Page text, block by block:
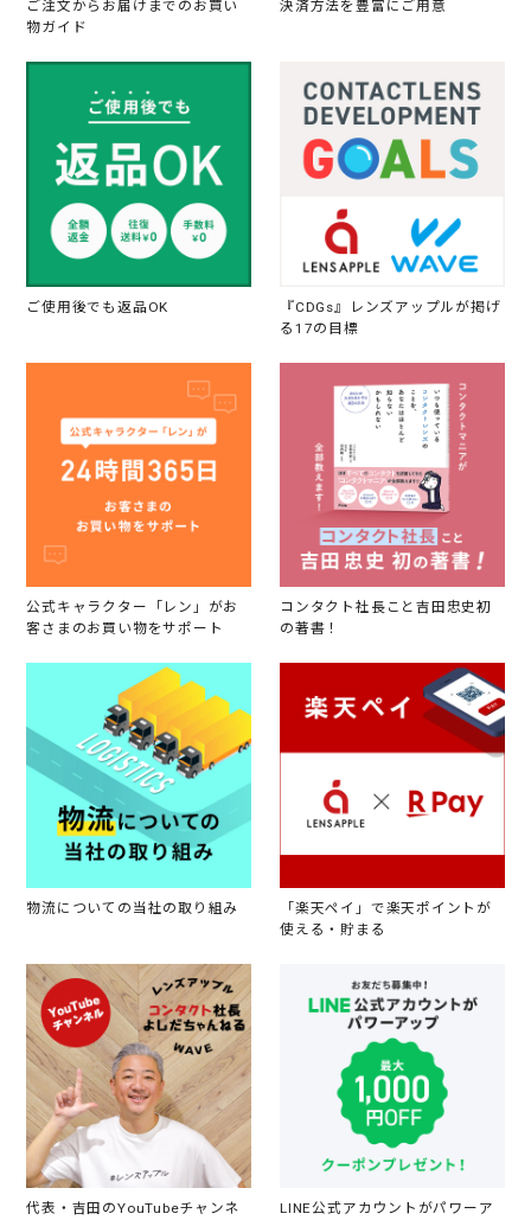
ご注文からお届けまでのお買い
物ガイド
決済方法を豊富にご用意
ご使用後でも返品OK
『CDGs』レンズアップルが掲げ
る17の目標
公式キャラクター「レン」がお
客さまのお買い物をサポート
コンタクト社長こと吉田忠史初
の著書！
物流についての当社の取り組み
「楽天ペイ」で楽天ポイントが
使える・貯まる
代表・吉田のYouTubeチャンネ
LINE公式アカウントがパワーア